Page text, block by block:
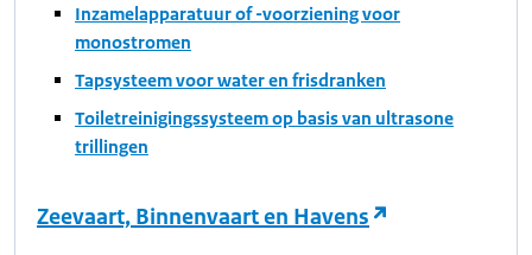
Inzamelapparatuur of -voorziening voor
monostromen
Tapsysteem voor water en frisdranken
Toiletreinigingssysteem op basis van ultrasone
trillingen
Zeevaart, Binnenvaart en Havens